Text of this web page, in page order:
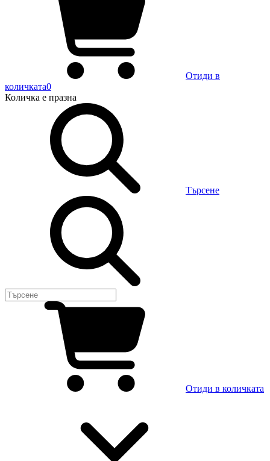
Отиди в
количката0
Количка е празна
Търсене
Отиди в количката